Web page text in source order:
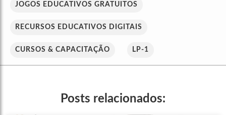
JOGOS EDUCATIVOS GRATUITOS
RECURSOS EDUCATIVOS DIGITAIS
CURSOS & CAPACITAÇÃO LP-1
Posts relacionados: